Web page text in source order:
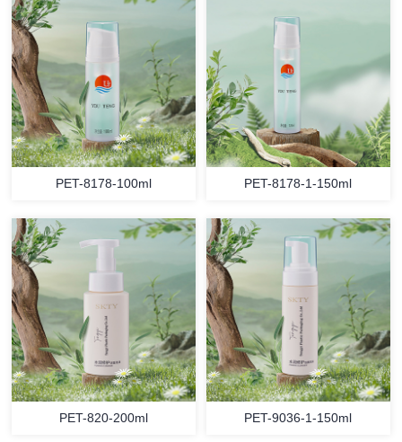
PET-8178-100ml PET-8178-1-150ml
PET-820-200ml PET-9036-1-150ml